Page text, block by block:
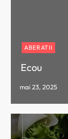
ABERATII
Ecou